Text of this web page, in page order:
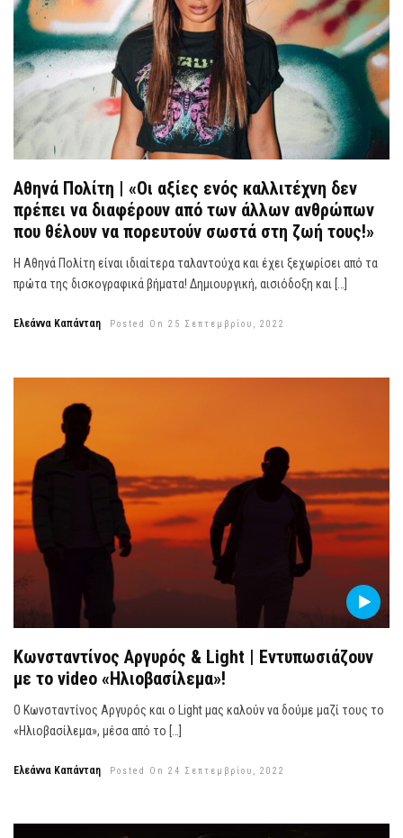
Αθηνά Πολίτη | «Οι αξίες ενός καλλιτέχνη δεν
πρέπει να διαφέρουν από των άλλων ανθρώπων
που θέλουν να πορευτούν σωστά στη ζωή τους!»
Η Αθηνά Πολίτη είναι ιδιαίτερα ταλαντούχα και έχει ξεχωρίσει από τα
πρώτα της δισκογραφικά βήματα! Δημιουργική, αισιόδοξη και […]
Ελεάννα Καπάνταη Posted On 25 Σεπτεμβρίου, 2022
Κωνσταντίνος Αργυρός & Light | Εντυπωσιάζουν
με το video «Ηλιοβασίλεμα»!
Ο Κωνσταντίνος Αργυρός και ο Light μας καλούν να δούμε μαζί τους το
«Ηλιοβασίλεμα», μέσα από το […]
Ελεάννα Καπάνταη Posted On 24 Σεπτεμβρίου, 2022